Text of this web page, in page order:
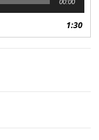
00:00
1:30